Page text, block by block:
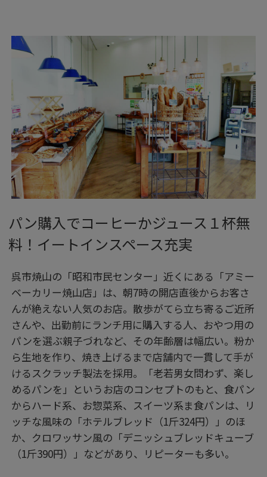
パン購入でコーヒーかジュース１杯無
料！イートインスペース充実
呉市焼山の「昭和市民センター」近くにある「アミー
ベーカリー焼山店」は、朝7時の開店直後からお客さ
んが絶えない人気のお店。散歩がてら立ち寄るご近所
さんや、出勤前にランチ用に購入する人、おやつ用の
パンを選ぶ親子づれなど、その年齢層は幅広い。粉か
ら生地を作り、焼き上げるまで店舗内で一貫して手が
けるスクラッチ製法を採用。「老若男女問わず、楽し
めるパンを」というお店のコンセプトのもと、食パン
からハード系、お惣菜系、スイーツ系ま食パンは、リ
ッチな風味の「ホテルブレッド（1斤324円）」のほ
か、クロワッサン風の「デニッシュブレッドキューブ
（1斤390円）」などがあり、リピーターも多い。